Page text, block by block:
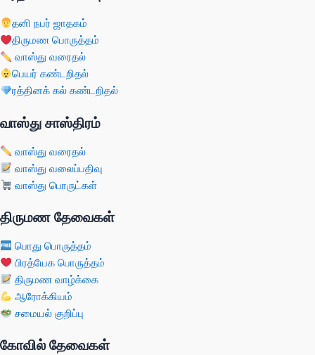
தனி நபர் ஜாதகம்
திருமண பொருத்தம்
வாஸ்து வரைதல்
பெயர் கண்டறிதல்
ரத்தினக் கல் கண்டறிதல்
வாஸ்து சாஸ்திரம்
வாஸ்து வரைதல்
வாஸ்து வலைப்பதிவு
வாஸ்து பொருட்கள்
திருமண தேவைகள்
பொது பொருத்தம்
பிரத்யேக பொருத்தம்
திருமண வாழ்க்கை
ஆரோக்கியம்
சமையல் குறிப்பு
கோவில் தேவைகள்